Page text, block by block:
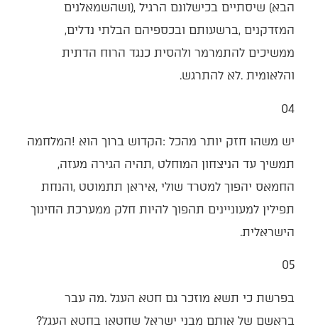
‬הבא‭ (‬שיסתיים‭ ‬בכישלונם‭ ‬הרגיל‭), ‬ושהשמאלנים‭
‬המזדקנים‭, ‬ברשעותם‭ ‬ובכספיהם‭ ‬הבלתי‭ ‬נדלים‭,
‬ממשיכים‭ ‬להתמרמר‭ ‬ולהסית‭ ‬כנגד‭ ‬הרוח‭ ‬הדתית‭
‬והלאומית‭. ‬לא‭ ‬להתרגש‭.‬
04‭ ‬
‬תמשיך‭ ‬עד‭ ‬הניצחון‭ ‬המוחלט‭, ‬תהיה‭ ‬הגירה‭ ‬מעזה‭,
‬החמאס‭ ‬יהפוך‭ ‬למטרד‭ ‬שולי‭, ‬איראן‭ ‬תתמוטט‭, ‬והנחת‭
‬תפילין‭ ‬למעוניינים‭ ‬תהפוך‭ ‬להיות‭ ‬חלק‭ ‬ממערכת‭ ‬החינוך‭
‬הישראלית‭.‬
05‭ ‬
בפרשת‭ ‬כי‭ ‬תשא‭ ‬מוזכר‭ ‬גם‭ ‬חטא‭ ‬העגל‭. ‬מה‭ ‬עבר‭
‬בראשם‭ ‬של‭ ‬אותם‭ ‬מבני‭ ‬ישראל‭ ‬שחטאו‭ ‬בחטא‭ ‬העגל‭?